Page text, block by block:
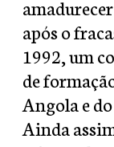
após o
1992, um
de
Angola e
Ainda